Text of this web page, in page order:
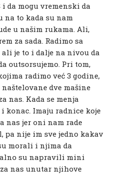
da mogu vremenski da
na to kada su nam
u našim rukama. Ali,
za sada. Radimo sa
je to i dalje na nivou da
outsorsujemo. Pri tom,
radimo već 3 godine,
dve mašine
nas. Kada se menja
konac. Imaju radnice koje
nas jer oni nam rade
pa nije im sve jedno kakav
morali i njima da
su napravili mini
nas unutar njihove